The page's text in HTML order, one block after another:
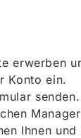
erwerben
Konto ein.
senden.
Ihnen und